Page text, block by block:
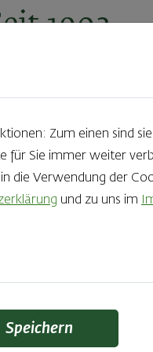
1902.
aus der
Zum einen sind
für Sie immer weiter
die Verwendung der
und zu uns im
Speichern